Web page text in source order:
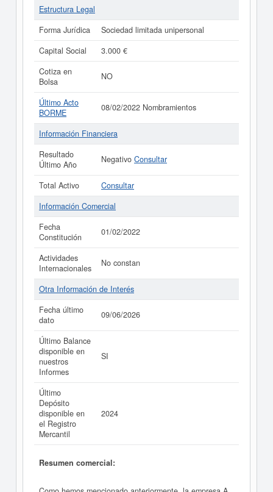
Estructura Legal
Forma Jurídica
Sociedad limitada unipersonal
Capital Social
3.000 €
Cotiza en
Bolsa
NO
Último Acto
BORME
08/02/2022 Nombramientos
Información Financiera
Resultado
Último Año
Negativo Consultar
Total Activo
Consultar
Información Comercial
Fecha
Constitución
01/02/2022
Actividades
Internacionales
No constan
Otra Información de Interés
Fecha último
dato
09/06/2026
Último Balance
disponible en
nuestros
Informes
SI
Último
Depósito
disponible en
el Registro
Mercantil
2024
Resumen comercial: